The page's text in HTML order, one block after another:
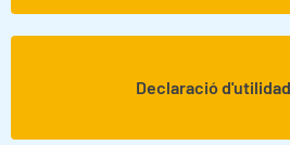
Declaració